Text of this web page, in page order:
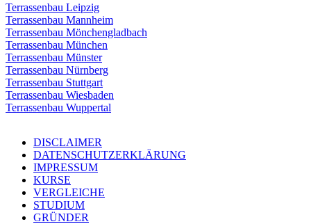
Terrassenbau Leipzig
Terrassenbau Mannheim
Terrassenbau Mönchengladbach
Terrassenbau München
Terrassenbau Münster
Terrassenbau Nürnberg
Terrassenbau Stuttgart
Terrassenbau Wiesbaden
Terrassenbau Wuppertal
DISCLAIMER
DATENSCHUTZERKLÄRUNG
IMPRESSUM
KURSE
VERGLEICHE
STUDIUM
GRÜNDER